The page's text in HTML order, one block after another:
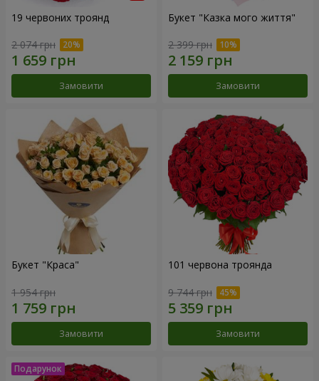
19 червоних троянд
2 074 грн
Замовити
Букет "Казка мого життя"
2 399 грн
Замовити
Букет "Краса"
1 954 грн
Замовити
101 червона троянда
9 744 грн
Замовити